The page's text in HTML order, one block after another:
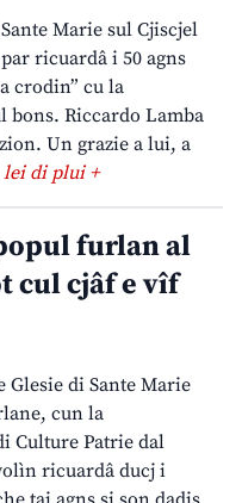
Marie sul Cjiscjel
ricuardâ i 50 agns
crodin” cu la
bons. Riccardo Lamba
Un grazie a lui, a
lei di plui +
furlan al
cul cjâf e vîf
Glesie di Sante Marie
cun la
Culture Patrie dal
ricuardâ ducj i